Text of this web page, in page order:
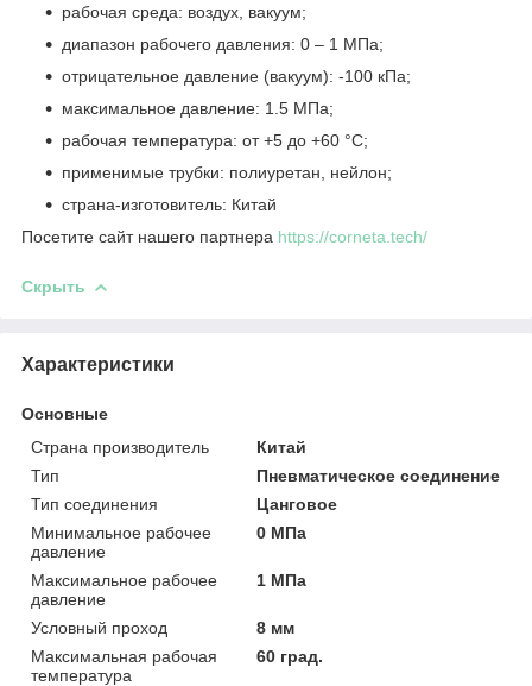
рабочая среда: воздух, вакуум;
диапазон рабочего давления: 0 – 1 МПа;
отрицательное давление (вакуум): -100 кПа;
максимальное давление: 1.5 МПа;
рабочая температура: от +5 до +60 °C;
применимые трубки: полиуретан, нейлон;
страна-изготовитель: Китай
Посетите сайт нашего партнера https://corneta.tech/
Скрыть
Характеристики
Основные
Страна производитель
Китай
Тип
Пневматическое соединение
Тип соединения
Цанговое
Минимальное рабочее
давление
0 МПа
Максимальное рабочее
давление
1 МПа
Условный проход
8 мм
Максимальная рабочая
температура
60 град.